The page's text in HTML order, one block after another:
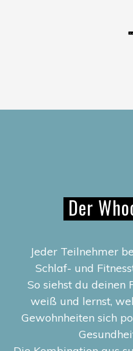
Der
Jeder Teilnehmer
Schlaf- und
So siehst du deinen
weiß und lernst,
Gewohnheiten sich